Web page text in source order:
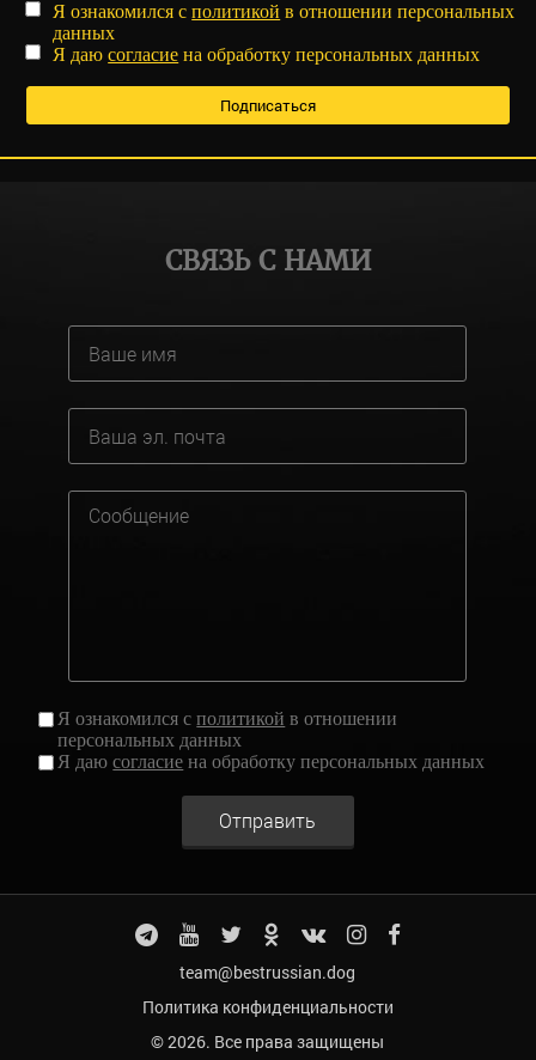
Я ознакомился сполитикой в отношении персональных
данных
Я даюсогласие на обработку персональных данных
СВЯЗЬ С НАМИ
Я ознакомился сполитикой в отношении
персональных данных
Я даюсогласие на обработку персональных данных
Отправить
team@bestrussian.dog
Политика конфиденциальности
© 2026. Все права защищены